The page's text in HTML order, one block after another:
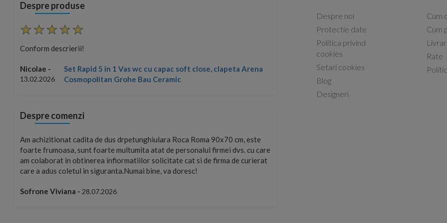
Despre produse
Conform descrierii!
Nicolae - 13.02.2026
Capacele Grohe sunt de bună calitate și se
08.02.2026 Capac WC Grohe Bau Ceramic
Despre comenzi
Foarte prompți, am cerut detalii despre produs care nu erau pe site și le-am
primit imediat. După ce am plasat comanda, aceasta a ajuns foarte repede.
Mulțumesc!
Despre noi
Protectie date
Politica privind
cookies
Setari cookies
Blog
Designeri
Cum
Cum
Rate